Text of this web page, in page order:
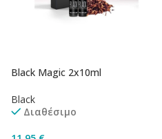
Black Magic 2x10ml
Black
Διαθέσιμο